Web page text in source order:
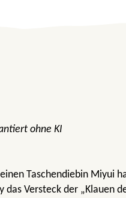
ohne KI
Taschendiebin Miyui
das Versteck der „Klauen